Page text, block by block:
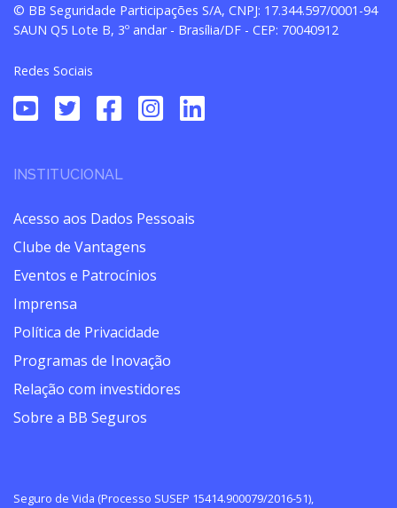
© BB Seguridade Participações S/A, CNPJ: 17.344.597/0001-94
SAUN Q5 Lote B, 3º andar - Brasília/DF - CEP: 70040912
Redes Sociais
INSTITUCIONAL
Acesso aos Dados Pessoais
Clube de Vantagens
Eventos e Patrocínios
Imprensa
Política de Privacidade
Programas de Inovação
Relação com investidores
Sobre a BB Seguros
Seguro de Vida (Processo SUSEP 15414.900079/2016-51),